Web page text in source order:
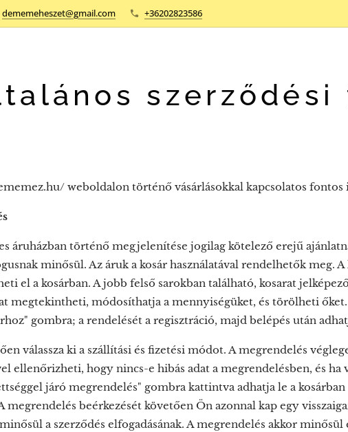
dememeheszet@gmail.com +36202823586
weboldalon történő vásárlásokkal kapcsolatos
áruházban történő megjelenítése jogilag kötelező erejű
minősül. Az áruk a kosár használatával rendelhetők meg.
el a kosárban. A jobb felső sarokban található, kosarat
megtekintheti, módosíthatja a mennyiségüket, és törölheti őket.
gombra; a rendelését a regisztráció, majd belépés után
válassza ki a szállítási és fizetési módot. A megrendelés
ellenőrizheti, hogy nincs-e hibás adat a megrendelésben, és ha
járó megrendelés" gombra kattintva adhatja le a
megrendelés beérkezését követően Ön azonnal kap egy
a szerződés elfogadásának. A megrendelés akkor